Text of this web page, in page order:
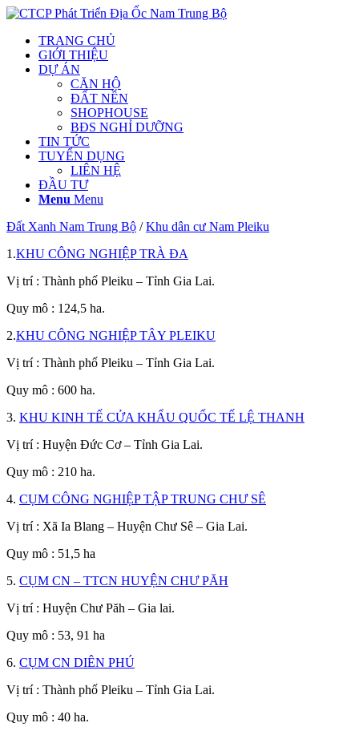
TRANG CHỦ
GIỚI THIỆU
DỰ ÁN
CĂN HỘ
ĐẤT NỀN
SHOPHOUSE
BĐS NGHỈ DƯỠNG
TIN TỨC
TUYỂN DỤNG
LIÊN HỆ
ĐẦU TƯ
Menu Menu
Đất Xanh Nam Trung Bộ /Khu dân cư Nam Pleiku
1.KHU CÔNG NGHIỆP TRÀ ĐA
Vị trí : Thành phố Pleiku – Tỉnh Gia Lai.
Quy mô : 124,5 ha.
2.KHU CÔNG NGHIỆP TÂY PLEIKU
Vị trí : Thành phố Pleiku – Tỉnh Gia Lai.
Quy mô : 600 ha.
3. KHU KINH TẾ CỬA KHẨU QUỐC TẾ LỆ THANH
Vị trí : Huyện Đức Cơ – Tỉnh Gia Lai.
Quy mô : 210 ha.
4. CỤM CÔNG NGHIỆP TẬP TRUNG CHƯ SÊ
Vị trí : Xã Ia Blang – Huyện Chư Sê – Gia Lai.
Quy mô : 51,5 ha
5. CỤM CN – TTCN HUYỆN CHƯ PĂH
Vị trí : Huyện Chư Păh – Gia lai.
Quy mô : 53, 91 ha
6. CỤM CN DIÊN PHÚ
Vị trí : Thành phố Pleiku – Tỉnh Gia Lai.
Quy mô : 40 ha.